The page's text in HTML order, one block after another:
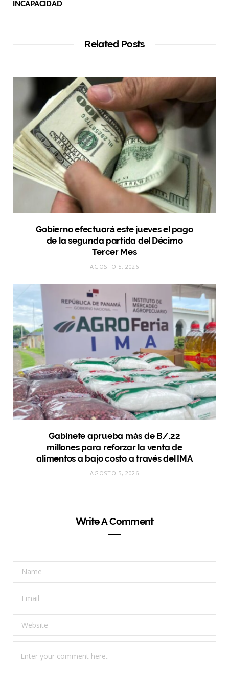
INCAPACIDAD
Related Posts
Gobierno efectuará este jueves el pago
de la segunda partida del Décimo
Tercer Mes
AGOSTO 5, 2026
Gabinete aprueba más de B/.22
millones para reforzar la venta de
alimentos a bajo costo a través del IMA
AGOSTO 5, 2026
Write A Comment